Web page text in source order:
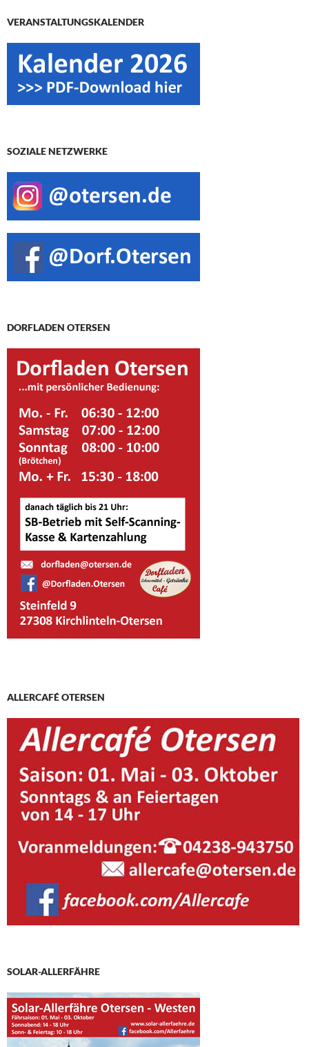
VERANSTALTUNGSKALENDER
SOZIALE NETZWERKE
DORFLADEN OTERSEN
ALLERCAFÉ OTERSEN
SOLAR-ALLERFÄHRE